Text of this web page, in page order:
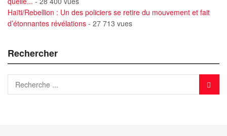
Haïti/Rebellion : Un des policiers se retire du mouvement et fait
d’étonnantes révélations - 27 713 vues
Rechercher